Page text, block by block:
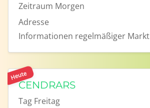
Zeitraum Morgen
Adresse
Informationen regelmäßiger Markt
Heute
CENDRARS
Tag Freitag